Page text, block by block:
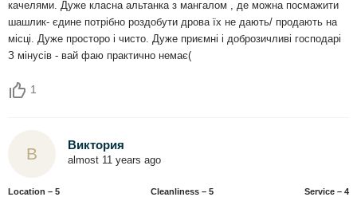
качелями. Дуже класна альтанка з мангалом , де можна посмажити
шашлик- єдине потрібно роздобути дрова їх не дають/ продають на
місці. Дуже просторо і чисто. Дуже приємні і доброзичливі господарі
З мінусів - вай фаю практично немає(
1
В Виктория
almost 11 years ago
Location – 5 Сleanliness – 5 Service – 4